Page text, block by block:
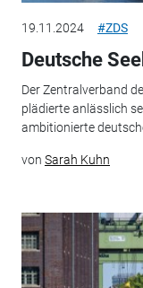
19.11.2024 #ZDS
Deutsche
Der Zentralverband
plädierte anlässlich
ambitionierte
von Sarah Kuhn